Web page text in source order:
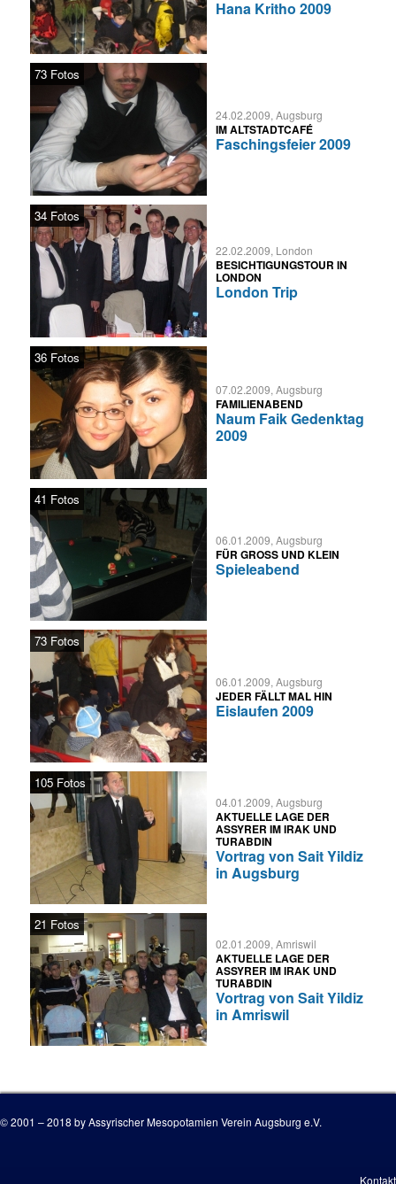
Hana Kritho 2009
73 Fotos
24.02.2009, Augsburg
IM ALTSTADTCAFÉ
Faschingsfeier 2009
34 Fotos
22.02.2009, London
BESICHTIGUNGSTOUR IN
LONDON
London Trip
36 Fotos
07.02.2009, Augsburg
FAMILIENABEND
Naum Faik Gedenktag
2009
41 Fotos
06.01.2009, Augsburg
FÜR GROSS UND KLEIN
Spieleabend
73 Fotos
06.01.2009, Augsburg
JEDER FÄLLT MAL HIN
Eislaufen 2009
105 Fotos
04.01.2009, Augsburg
AKTUELLE LAGE DER
ASSYRER IM IRAK UND
TURABDIN
Vortrag von Sait Yildiz
in Augsburg
21 Fotos
02.01.2009, Amriswil
AKTUELLE LAGE DER
ASSYRER IM IRAK UND
TURABDIN
Vortrag von Sait Yildiz
in Amriswil
© 2001 – 2018 by Assyrischer Mesopotamien Verein Augsburg e.V.
Kontakt